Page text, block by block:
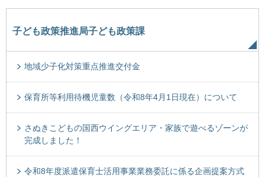
子ども政策推進局子ども政策課
地域少子化対策重点推進交付金
保育所等利用待機児童数（令和8年4月1日現在）について
さぬきこどもの国西ウイングエリア・家族で遊べるゾーンが
完成しました！
令和8年度派遣保育士活用事業業務委託に係る企画提案方式